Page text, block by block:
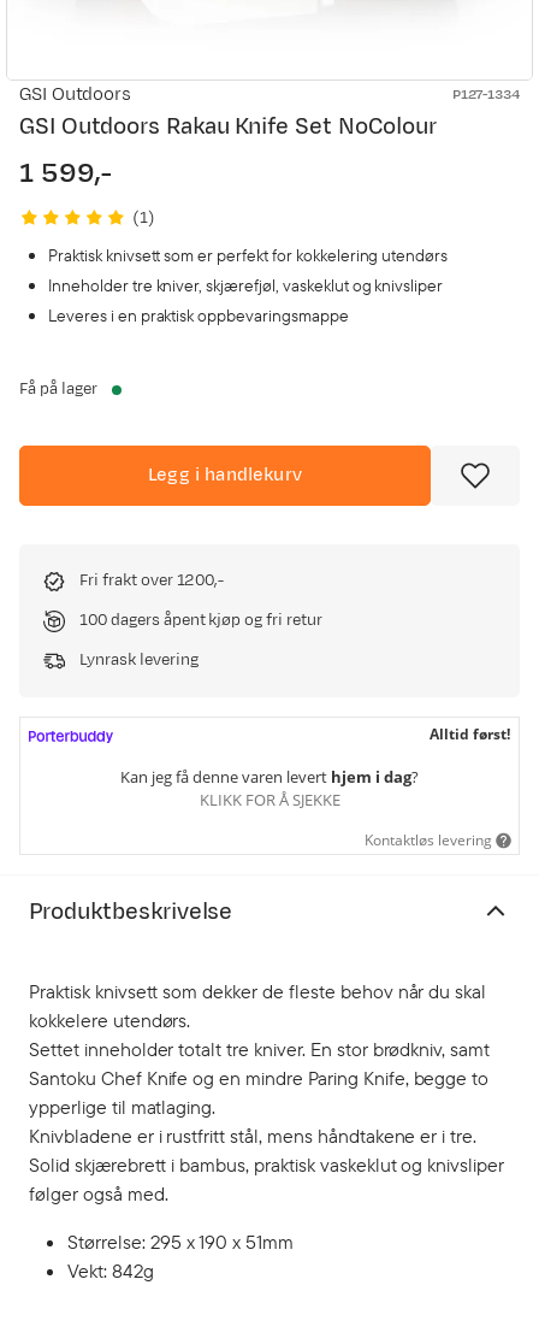
GSI Outdoors P127-1334
GSI Outdoors Rakau Knife Set NoColour
price
1 599,-
(1)
Praktisk knivsett som er perfekt for kokkelering utendørs
Inneholder tre kniver, skjærefjøl, vaskeklut og knivsliper
Leveres i en praktisk oppbevaringsmappe
Få på lager
Legg i handlekurv
Fri frakt over 1200,-
100 dagers åpent kjøp og fri retur
Lynrask levering
Alltid først!
Kan jeg få denne varen levert hjem i dag?
KLIKK FOR Å SJEKKE
Kontaktløs levering
Produktbeskrivelse
Praktisk knivsett som dekker de fleste behov når du skal
kokkelere utendørs.
Settet inneholder totalt tre kniver. En stor brødkniv, samt
Santoku Chef Knife og en mindre Paring Knife, begge to
ypperlige til matlaging.
Knivbladene er i rustfritt stål, mens håndtakene er i tre.
Solid skjærebrett i bambus, praktisk vaskeklut og knivsliper
følger også med.
Størrelse: 295 x 190 x 51mm
Vekt: 842g